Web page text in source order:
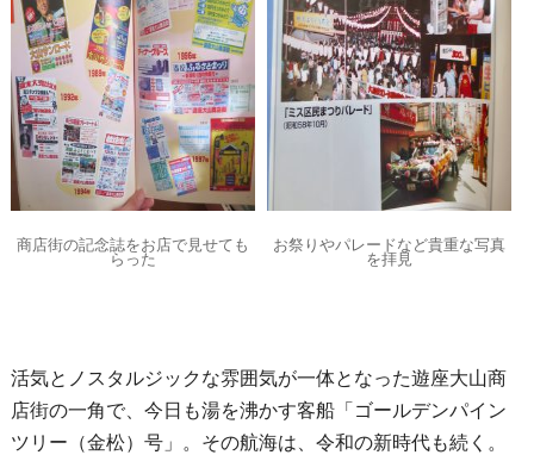
商店街の記念誌をお店で見せても
らった
お祭りやパレードなど貴重な写真
を拝見
活気とノスタルジックな雰囲気が一体となった遊座大山商
店街の一角で、今日も湯を沸かす客船「ゴールデンパイン
ツリー（金松）号」。その航海は、令和の新時代も続く。